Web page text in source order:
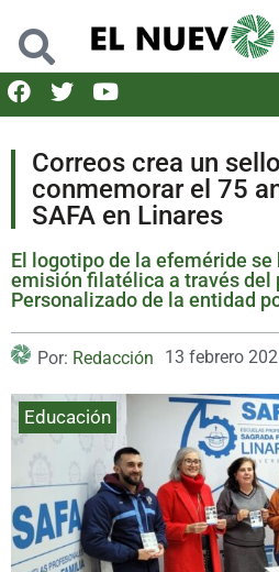
Correos crea un
conmemorar el 75
SAFA en Linares
El logotipo de la efeméride se
emisión filatélica a través del
Personalizado de la entidad
Por: Redacción 13 febrero
Educación